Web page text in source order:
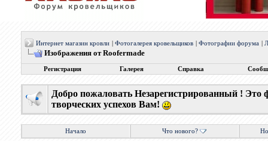
Интернет магазин кровли Фотогалерея кровельщиков Фотографии форума
Изображения от Roofermade
Регистрация Галерея Справка
Добро пожаловать Незарегистрированный !
творческих успехов Вам!
Начало Что нового?